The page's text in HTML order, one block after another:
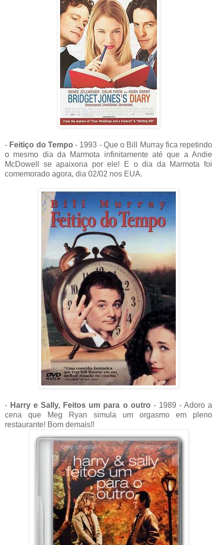
- Feitiço do Tempo - 1993 - Que o Bill Murray fica repetindo
o mesmo dia da Marmota infinitamente até que a Andie
McDowell se apaixona por ele! E o dia da Marmota foi
comemorado agora, dia 02/02 nos EUA.
- Harry e Sally, Feitos um para o outro - 1989 - Adoro a
cena que Meg Ryan simula um orgasmo em pleno
restaurante! Bom demais!!